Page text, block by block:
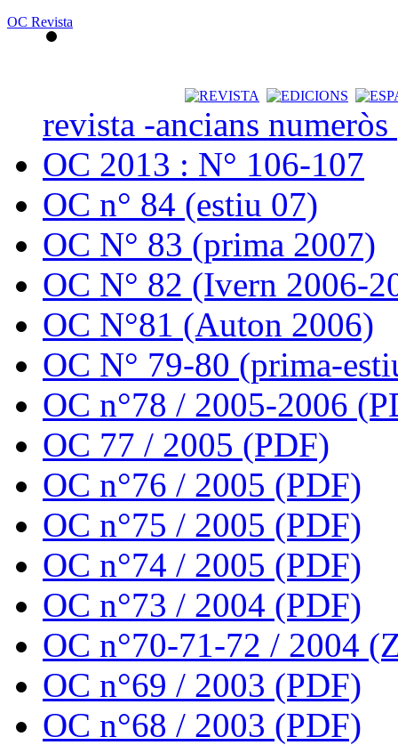
OC Revista
revista -ancians
OC 2013 : N° 106-107
OC n° 84 (estiu 07)
OC N° 83 (prima 2007)
OC N° 82 (Ivern 2006-
OC N°81 (Auton 2006)
OC N° 79-80 (prima-
OC n°78 / 2005-2006
OC 77 / 2005 (PDF)
OC n°76 / 2005 (PDF)
OC n°75 / 2005 (PDF)
OC n°74 / 2005 (PDF)
OC n°73 / 2004 (PDF)
OC n°70-71-72 / 2004
OC n°69 / 2003 (PDF)
OC n°68 / 2003 (PDF)